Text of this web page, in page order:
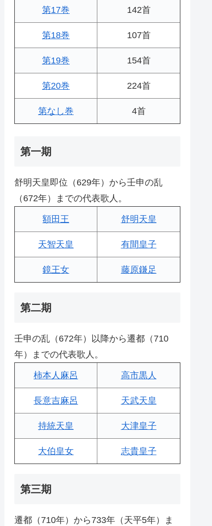
第17巻 142首
第18巻 107首
第19巻 154首
第20巻 224首
第なし巻 4首
第一期
舒明天皇即位（629年）から壬申の乱
（672年）までの代表歌人。
額田王 舒明天皇
天智天皇 有間皇子
鏡王女 藤原鎌足
第二期
壬申の乱（672年）以降から遷都（710
年）までの代表歌人。
柿本人麻呂 高市黒人
長意吉麻呂 天武天皇
持統天皇 大津皇子
大伯皇女 志貴皇子
第三期
遷都（710年）から733年（天平5年）ま